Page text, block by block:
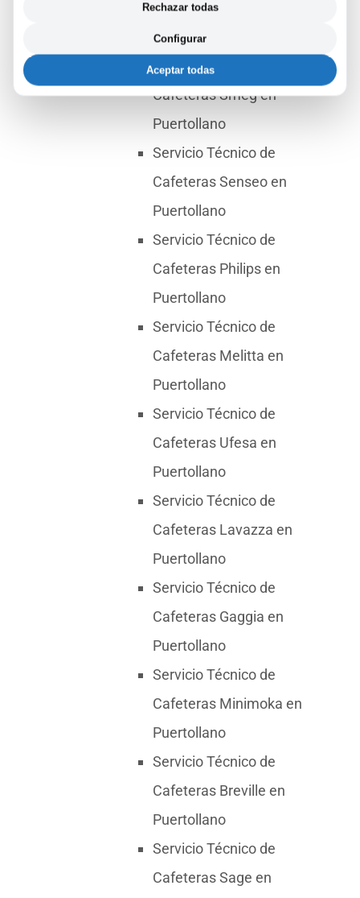
Cafeteras Bosch en
Puertollano
Servicio Técnico de
Cafeteras Smeg en
Puertollano
Servicio Técnico de
Cafeteras Senseo en
Puertollano
Servicio Técnico de
Cafeteras Philips en
Puertollano
Servicio Técnico de
Cafeteras Melitta en
Puertollano
Servicio Técnico de
Cafeteras Ufesa en
Puertollano
Servicio Técnico de
Cafeteras Lavazza en
Puertollano
Servicio Técnico de
Cafeteras Gaggia en
Puertollano
Servicio Técnico de
Cafeteras Minimoka en
Puertollano
Servicio Técnico de
Cafeteras Breville en
Puertollano
Servicio Técnico de
Cafeteras Sage en
Rechazar todas
Configurar
Aceptar todas